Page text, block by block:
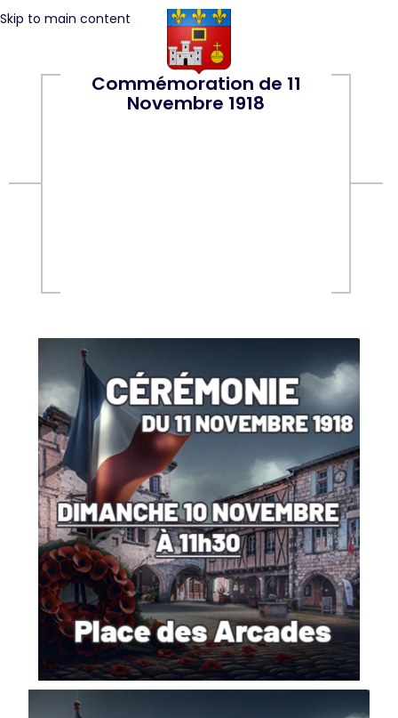
Skip to main content
Commémoration de 11
Novembre 1918